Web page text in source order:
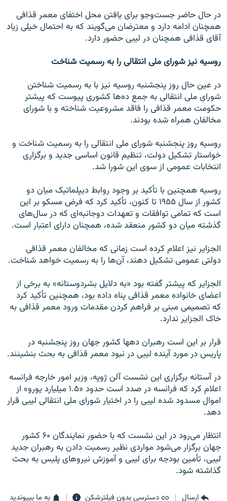
در حال حاضر جست‌وجو برای یافتن محل اختفای معمر قذافی
همچنان ادامه دارد و معترضان می‌گویند که به احتمال خیلی زیاد
آقای قذافی همچنان در لیبی حضور دارد.
روسیه نیز شورای ملی انتقالی را به رسمیت شناخت
در عین حال روز پنجشنبه روسیه نیز با به رسمیت شناختن
شورای ملی انتقالی به جمع ده‌ها کشوری پیوست که پیشتر
حکومت معمر قذافی را فاقد مشروعیت شناخته و با شورای
مخالفان همراه شده بودند.
روسیه روز پنجشنبه شورای ملی انتقالی را به رسمیت شناخت و
خواستار تشکیل دولت، تنظیم قانون اساسی جدید و برگزاری
انتخابات عمومی از سوی این شورا شد.
روسیه همچنین با تأکید بر وجود روابط دیپلماتیک میان دو
کشور از سال ۱۹۵۵ تا کنون، تأکید کرد که فرض مسکو بر این
است که تمامی توافقات و تعهدات دوجانبه‌ای که در سال‌های
گذشته میان دو کشور منعقد شده، همچنان دارای اعتبار است.
الجزایر نیز اعلام کرده است زمانی که مخالفان معمر قذافی
دولتی عمومی تشکیل دهند، آن‌ها را به رسمیت خواهد شناخت.
الجزایر که پیشتر گفته بود «به دلایل بشردوستانه» به برخی از
اعضای خانواده معمر قذافی پناه داده بود، همچنین تأکید کرد
که تصمیمی مبنی بر فراهم کردن مقدمات ورود معمر قذافی به
خاک الجزایر ندارد.
قرار بر این است رهبران دهها کشور جهان روز پنجشنبه در
پاریس در مورد آینده لیبی در نبود معمر قذافی به بحث بنشینند.
در آستانه برگزاری این نشست آلن ژوپه، وزیر امور خارجه فرانسه
اعلام کرد که فرانسه در صدد است حدود «۱.۵ میلیارد یورو» از
اموال مسدود شده لیبی را در اختیار شورای ملی انتقالی لیبی قرار
دهد.
انتظار می‌رود در این نشست که با حضور نمایندگان ۶۰ کشور
جهان برگزار می‌شود مواردی نظیر رسمیت دادن به رهبران جدید
لیبی، تأمین بودجه برای لیبی و آموزش نیروهای پلیس به بحث
گذاشته شود.
ارسال دسترسی بدون فیلترشکن به ما بپیوندید